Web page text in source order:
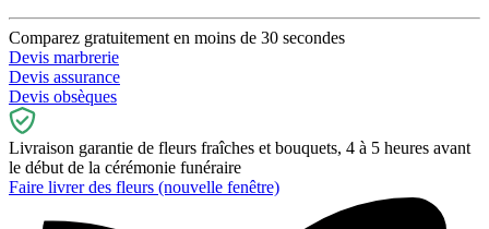
Comparez gratuitement en moins de 30 secondes
Devis marbrerie
Devis assurance
Devis obsèques
Livraison garantie de fleurs fraîches et bouquets, 4 à 5 heures avant
le début de la cérémonie funéraire
Faire livrer des fleurs (nouvelle fenêtre)